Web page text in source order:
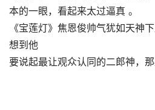
本的一眼，看起来太过逼真 。
《宝莲灯》焦恩俊帅气犹如天神
想到他
要说起最让观众认同的二郎神，那